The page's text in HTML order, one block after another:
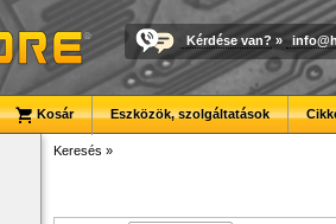
Kérdése van? »
Kosár Eszközök, szolgáltatások
Keresés »